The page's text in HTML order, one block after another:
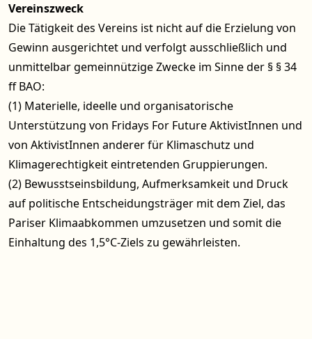
Vereinszweck
Die Tätigkeit des Vereins ist nicht auf die Erzielung von
Gewinn ausgerichtet und verfolgt ausschließlich und
unmittelbar gemeinnützige Zwecke im Sinne der § § 34
ff BAO:
(1) Materielle, ideelle und organisatorische
Unterstützung von Fridays For Future AktivistInnen und
von AktivistInnen anderer für Klimaschutz und
Klimagerechtigkeit eintretenden Gruppierungen.
(2) Bewusstseinsbildung, Aufmerksamkeit und Druck
auf politische Entscheidungsträger mit dem Ziel, das
Pariser Klimaabkommen umzusetzen und somit die
Einhaltung des 1,5°C-Ziels zu gewährleisten.